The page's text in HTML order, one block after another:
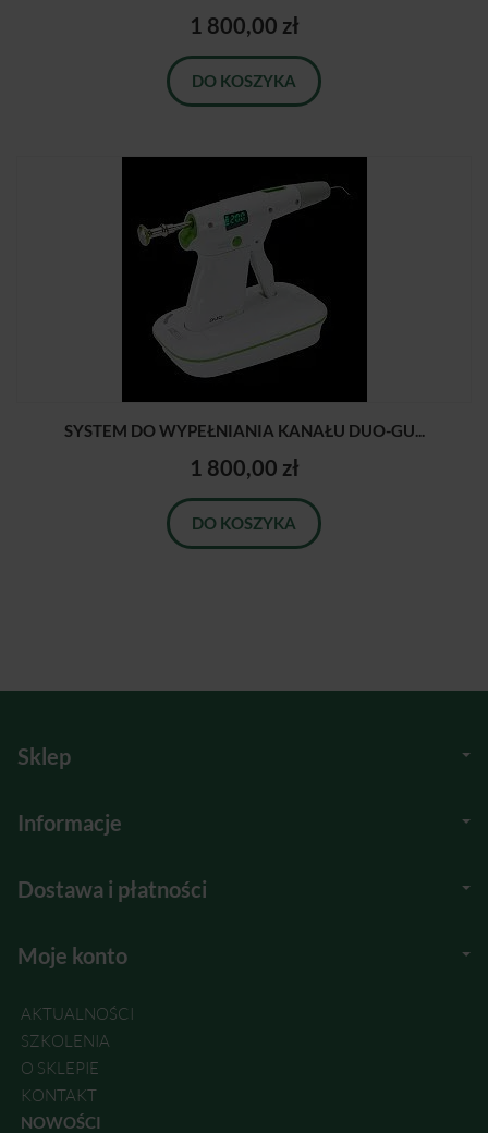
1 800,00 zł
DO KOSZYKA
SYSTEM DO WYPEŁNIANIA KANAŁU DUO-GU...
1 800,00 zł
DO KOSZYKA
Sklep
Informacje
Dostawa i płatności
Moje konto
AKTUALNOŚCI
SZKOLENIA
O SKLEPIE
KONTAKT
NOWOŚCI